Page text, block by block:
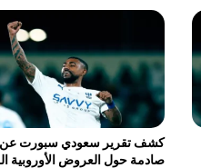
كشف تقرير سعودي سبورت عن
صادمة حول العروض الأوروبية